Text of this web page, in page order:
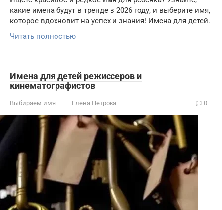
какие имена будут в тренде в 2026 году, и выберите имя,
которое вдохновит на успех и знания! Имена для детей.
Читать полностью
Имена для детей режиссеров и
кинематографистов
Выбираем имя Елена Петрова 0